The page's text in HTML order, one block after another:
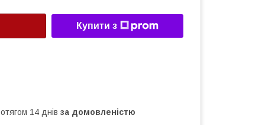
Купити з
14 днів за домовленістю